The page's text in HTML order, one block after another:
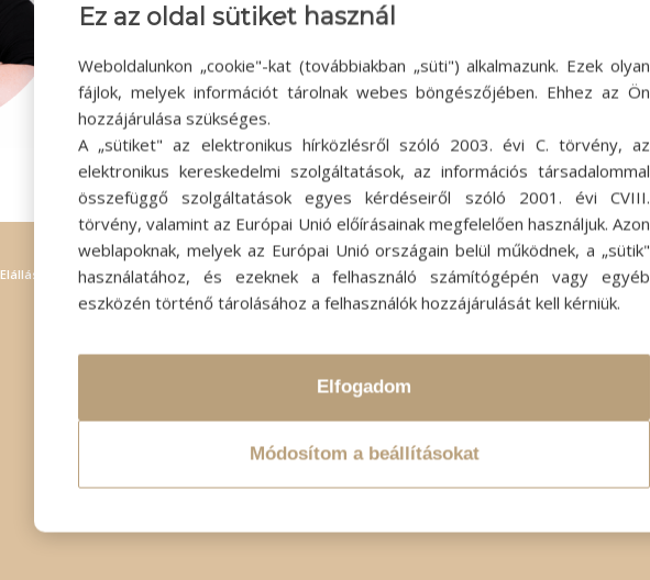
Elállás
Ez az oldal sütiket használ
Weboldalunkon „cookie"-kat (továbbiakban „süti") alkalmazunk. Ezek olyan
fájlok, melyek információt tárolnak webes böngészőjében. Ehhez az Ön
hozzájárulása szükséges.
A „sütiket" az elektronikus hírközlésről szóló 2003. évi C. törvény, az
elektronikus kereskedelmi szolgáltatások, az információs társadalommal
összefüggő szolgáltatások egyes kérdéseiről szóló 2001. évi CVIII.
törvény, valamint az Európai Unió előírásainak megfelelően használjuk. Azon
weblapoknak, melyek az Európai Unió országain belül működnek, a „sütik"
használatához, és ezeknek a felhasználó számítógépén vagy egyéb
eszközén történő tárolásához a felhasználók hozzájárulását kell kérniük.
Elfogadom
Módosítom a beállításokat